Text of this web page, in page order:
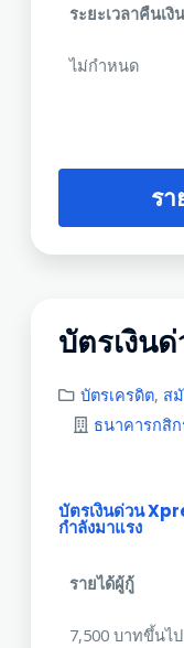
ระยะเวลาคืนเงิน
ไม่กำหนด
รา
บัตรเงิน
บัตรเครดิต, ส
ธนาคารกสิ
บัตรเงินด่วน
กำลังมาแรง
รายได้ผู้กู้
7,500 บาทขึ้นไป